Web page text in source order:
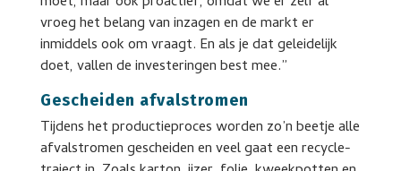
vroeg het belang van inzagen en de markt er
inmiddels ook om vraagt. En als je dat geleidelijk
doet, vallen de investeringen best mee.”
Gescheiden afvalstromen
Tijdens het productieproces worden zo’n beetje alle
afvalstromen gescheiden en veel gaat een recycle-